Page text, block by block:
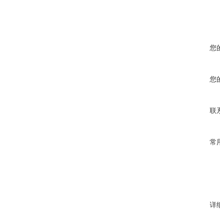
您
您
联
常
详